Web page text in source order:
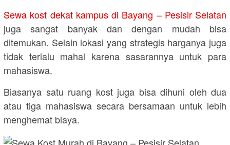
Sewa kost dekat kampus di Bayang – Pesisir Selatan
juga sangat banyak dan dengan mudah bisa
ditemukan. Selain lokasi yang strategis harganya juga
tidak terlalu mahal karena sasarannya untuk para
mahasiswa.
Biasanya satu ruang kost juga bisa dihuni oleh dua
atau tiga mahasiswa secara bersamaan untuk lebih
menghemat biaya.